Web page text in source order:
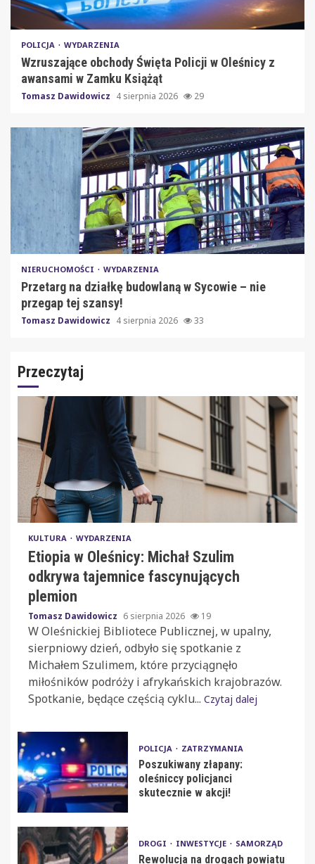
POLICJA WYDARZENIA
Wzruszające obchody Święta Policji w Oleśnicy z
awansami w Zamku Książąt
Tomasz Dawidowicz 4 sierpnia 2026 29
NIERUCHOMOŚCI WYDARZENIA
Przetarg na działkę budowlaną w Sycowie – nie
przegap tej szansy!
Tomasz Dawidowicz 4 sierpnia 2026 33
Przeczytaj
KULTURA WYDARZENIA
Etiopia w Oleśnicy: Michał Szulim
odkrywa tajemnice fascynujących
plemion
Tomasz Dawidowicz 6 sierpnia 2026 19
W Oleśnickiej Bibliotece Publicznej, w upalny,
sierpniowy dzień, odbyło się spotkanie z
Michałem Szulimem, które przyciągnęło
miłośników podróży i afrykańskich krajobrazów.
Spotkanie, będące częścią cyklu... Czytaj dalej
POLICJA ZATRZYMANIA
Poszukiwany złapany:
oleśniccy policjanci
skutecznie w akcji!
DROGI INWESTYCJE SAMORZĄD
Rewolucja na drogach powiatu